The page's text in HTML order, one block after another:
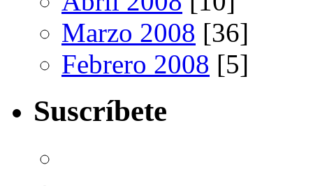
Marzo 2008 [36]
Febrero 2008 [5]
Suscríbete